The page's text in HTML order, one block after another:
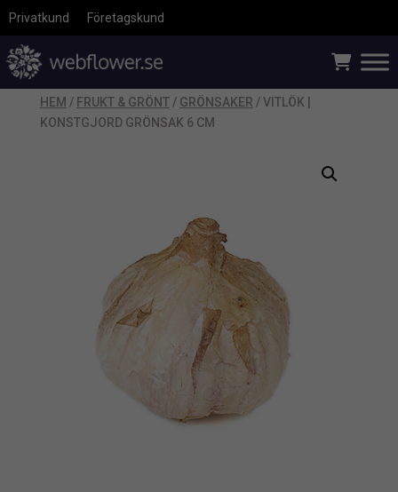
Privatkund Företagskund
HEM / FRUKT & GRÖNT/ GRÖNSAKER / VITLÖK |
KONSTGJORD GRÖNSAK 6 CM